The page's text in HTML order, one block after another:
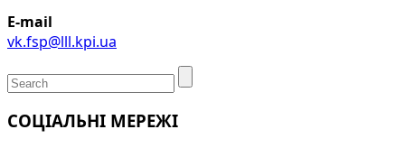
E-mail
vk.fsp@lll.kpi.ua
СОЦІАЛЬНІ МЕРЕЖІ